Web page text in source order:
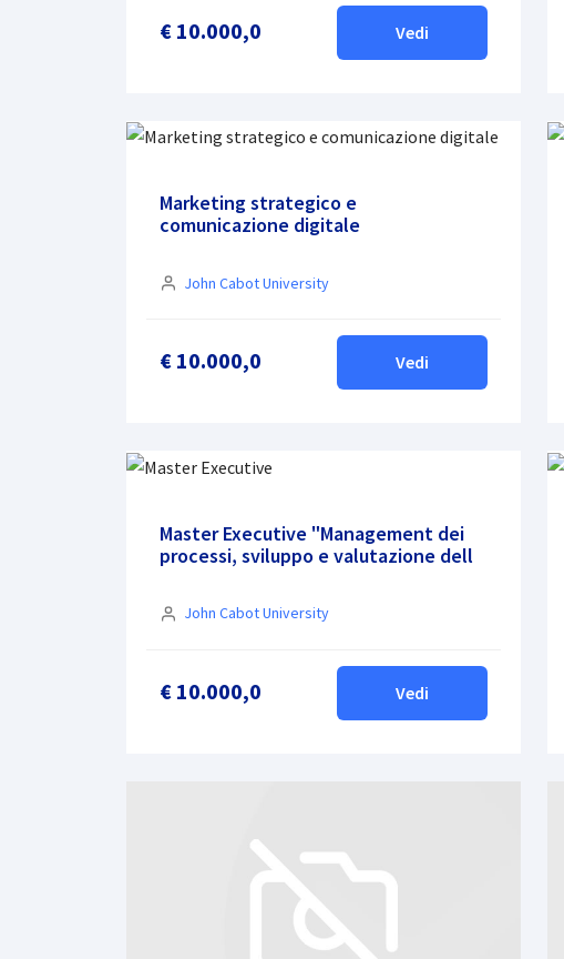
€ 10.000,0 Vedi
Marketing strategico e
comunicazione digitale
John Cabot University
€ 10.000,0 Vedi
Master Executive "Management dei
processi, sviluppo e valutazione dell
John Cabot University
€ 10.000,0 Vedi